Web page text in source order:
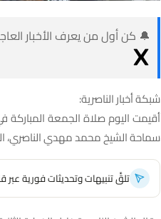
🔔 كن أول من يعرف الأخبار
شبكة أخبار الناصرية:
أقيمت اليوم صلاة الجمعة المباركة
سماحة الشيخ محمد مهدي الناصري،
تلقَّ تنبيهات وتحديثات فورية عبر